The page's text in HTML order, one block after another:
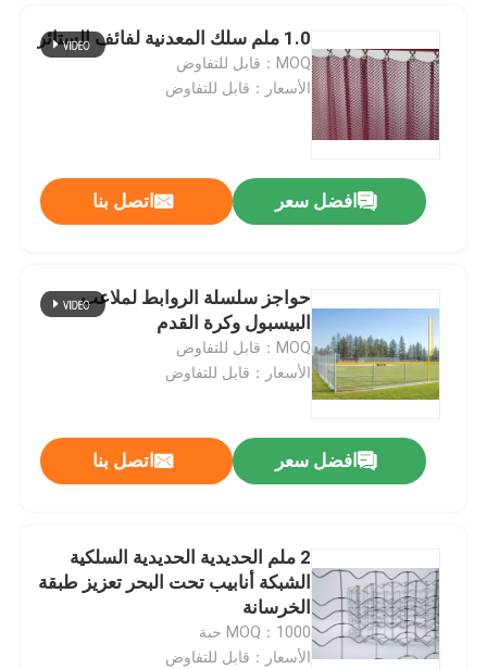
1.0 ملم سلك المعدنية لفائف الستائر
MOQ：قابل للتفاوض
الأسعار：قابل للتفاوض
افضل سعر اتصل بنا
حواجز سلسلة الروابط لملاعب
البيسبول وكرة القدم
MOQ：قابل للتفاوض
الأسعار：قابل للتفاوض
افضل سعر اتصل بنا
2 ملم الحديدية الحديدية السلكية
الشبكة أنابيب تحت البحر تعزيز طبقة
الخرسانة
MOQ：1000 حبة
الأسعار：قابل للتفاوض